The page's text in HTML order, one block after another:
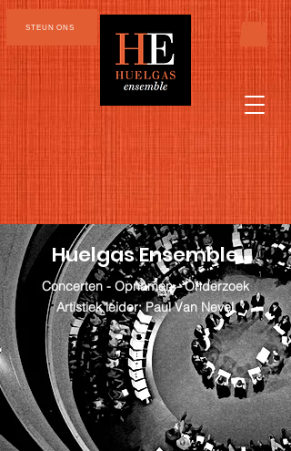
STEUN ONS
Huelgas Ensemble
Concerten - Opnamen - Onderzoek
Artistiek leider: Paul Van Nevel